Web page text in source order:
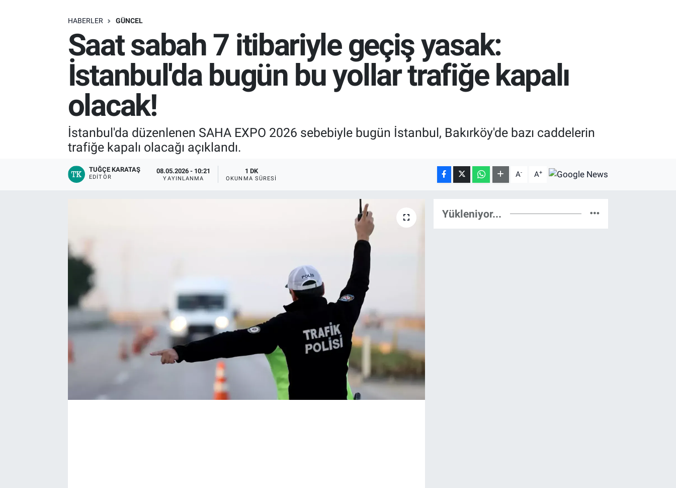
HABERLER GÜNCEL
Saat sabah 7 itibariyle geçiş yasak:
İstanbul'da bugün bu yollar trafiğe kapalı
olacak!
İstanbul'da düzenlenen SAHA EXPO 2026 sebebiyle bugün İstanbul, Bakırköy'de bazı caddelerin
trafiğe kapalı olacağı açıklandı.
TUĞÇE KARATAŞ
EDITÖR
08.05.2026 - 10:21
YAYINLANMA
1 DK
OKUNMA SÜRESI A- A+
Yükleniyor...
ASTROLOJİ
Bize ulaşın
İletişim (Künye)